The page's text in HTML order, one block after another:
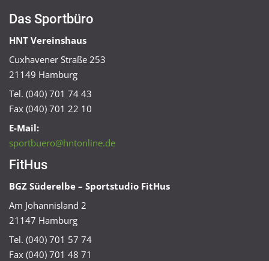
Das Sportbüro
HNT Vereinshaus
Cuxhavener Straße 253
21149 Hamburg
Tel. (040) 701 74 43
Fax (040) 701 22 10
E-Mail:
sportbuero@hntonline.de
FitHus
BGZ Süderelbe – Sportstudio FitHus
Am Johannisland 2
21147 Hamburg
Tel. (040) 701 57 74
Fax (040) 701 48 71